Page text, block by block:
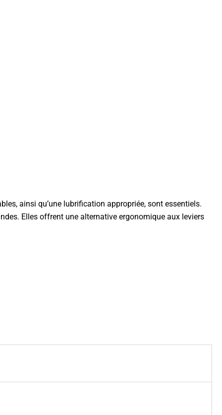
ainsi qu’une lubrification appropriée, sont essentiels.
Elles offrent une alternative ergonomique aux leviers